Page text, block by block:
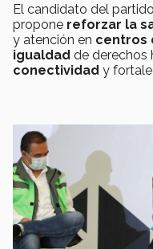
El candidato del
propone reforzar la
y atención en centros
igualdad de derechos
conectividad y